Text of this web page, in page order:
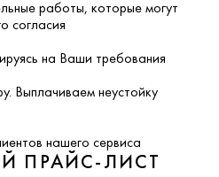
работы, которые могут
согласия
на Ваши требования
Выплачиваем неустойку
нашего сервиса
ПРАЙС-ЛИСТ